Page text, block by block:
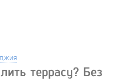
террасу? Без